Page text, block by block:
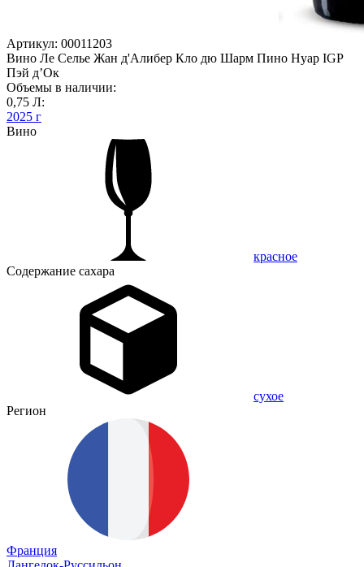
Артикул: 00011203
Вино Ле Селье Жан д'Алибер Кло дю Шарм Пино Нуар IGP
Пэй д’Ок
Объемы в наличии:
0,75 Л:
2025 г
Вино
красное
Содержание сахара
сухое
Регион
Франция